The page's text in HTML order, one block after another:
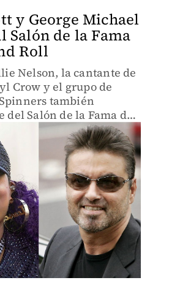
y George Michael
Salón de la Fama
Roll
Nelson, la cantante de
Crow y el grupo de
también
Salón de la Fama del